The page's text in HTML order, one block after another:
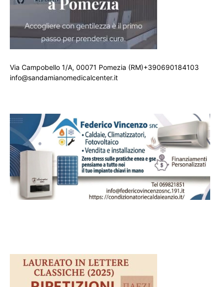
Via Campobello 1/A, 00071 Pomezia (RM)+390690184103
info@sandamianomedicalcenter.it